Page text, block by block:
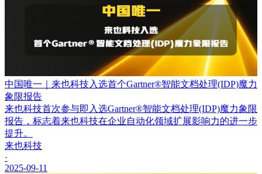
中国唯一｜来也科技入选首个Gartner®智能文档处理(IDP)魔力
象限报告
来也科技首次参与即入选Gartner®智能文档处理(IDP)魔力象限
报告，标志着来也科技在企业自动化领域扩展影响力的进一步
提升。
来也科技
·
2025-09-11